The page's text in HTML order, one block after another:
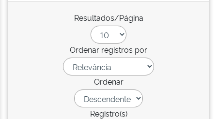
Resultados/Página
Ordenar registros por
Ordenar
Registro(s)